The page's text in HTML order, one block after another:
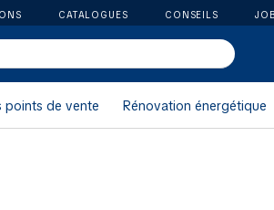
CATALOGUES CONSEILS JOB
points de vente Rénovation énergétique